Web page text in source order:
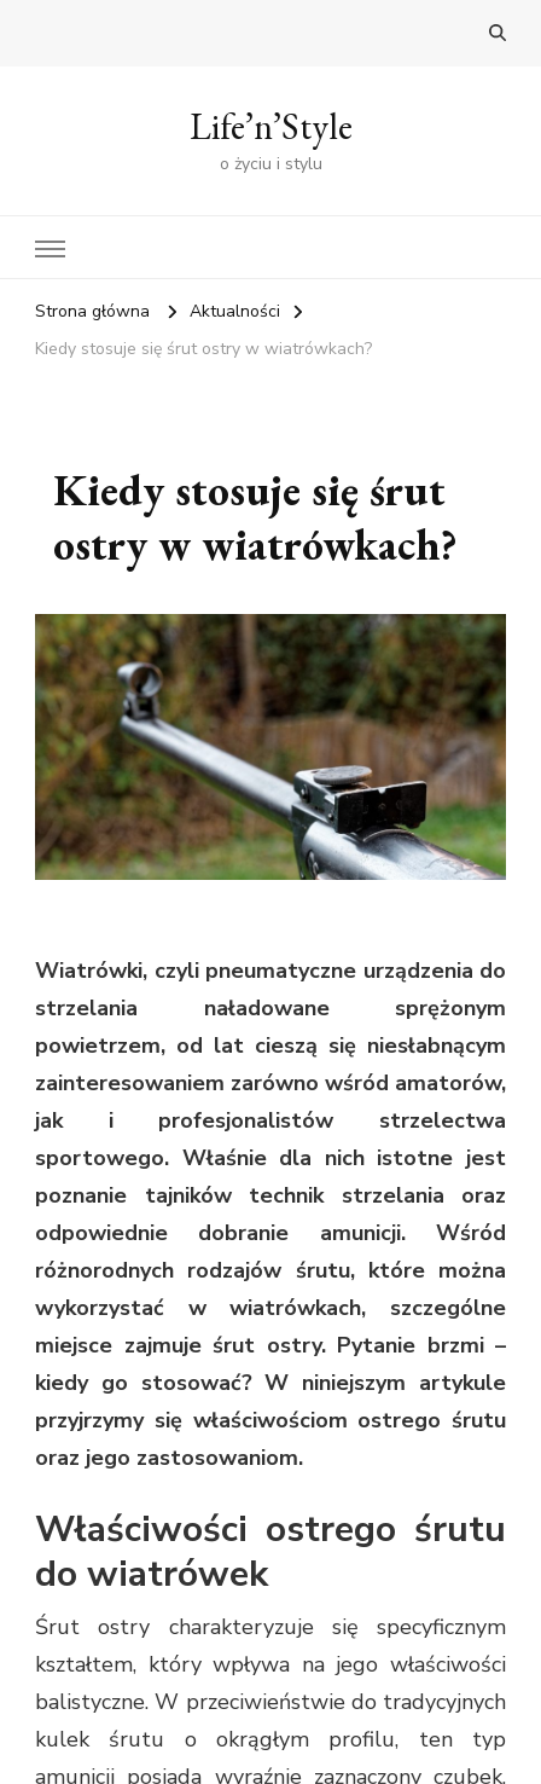
Life’n’Style
o życiu i stylu
Strona główna
Aktualności
Kiedy stosuje się śrut ostry w wiatrówkach?
Kiedy stosuje się śrut
ostry w wiatrówkach?
Wiatrówki, czyli pneumatyczne urządzenia do
strzelania naładowane sprężonym
powietrzem, od lat cieszą się niesłabnącym
zainteresowaniem zarówno wśród amatorów,
jak i profesjonalistów strzelectwa
sportowego. Właśnie dla nich istotne jest
poznanie tajników technik strzelania oraz
odpowiednie dobranie amunicji. Wśród
różnorodnych rodzajów śrutu, które można
wykorzystać w wiatrówkach, szczególne
miejsce zajmuje śrut ostry. Pytanie brzmi –
kiedy go stosować? W niniejszym artykule
przyjrzymy się właściwościom ostrego śrutu
oraz jego zastosowaniom.
Właściwości ostrego śrutu
do wiatrówek
Śrut ostry charakteryzuje się specyficznym
kształtem, który wpływa na jego właściwości
balistyczne. W przeciwieństwie do tradycyjnych
kulek śrutu o okrągłym profilu, ten typ
amunicji posiada wyraźnie zaznaczony czubek,